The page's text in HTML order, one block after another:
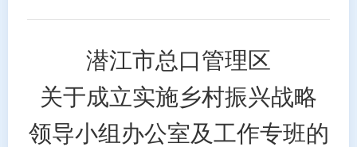
潜江市总口管理区
关于成立实施乡村振兴战略
领导小组办公室及工作专班的